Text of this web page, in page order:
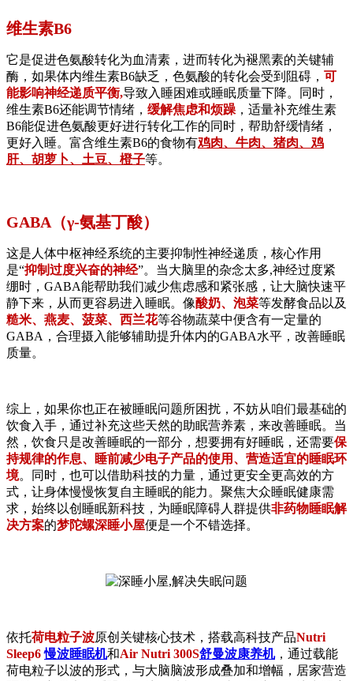
维生素B6
它是促进色氨酸转化为血清素，进而转化为褪黑素的关键辅
酶，如果体内维生素B6缺乏，色氨酸的转化会受到阻碍， 可
能影响神经递质平衡,导致入睡困难或睡眠质量下降。同时，
维生素B6还能调节情绪， 缓解焦虑和烦躁 ，适量补充维生素
B6能促进色氨酸更好进行转化工作的同时，帮助舒缓情绪，
更好入睡。富含维生素B6的食物有鸡肉、牛肉、猪肉、鸡
肝、胡萝卜、土豆、橙子等。
GABA（γ-氨基丁酸）
这是人体中枢神经系统的主要抑制性神经递质，核心作用
是“抑制过度兴奋的神经”。当大脑里的杂念太多,神经过度紧
绷时，GABA能帮助我们减少焦虑感和紧张感，让大脑快速平
静下来，从而更容易进入睡眠。像酸奶、泡菜等发酵食品以及
糙米、燕麦、菠菜、西兰花等谷物蔬菜中便含有一定量的
GABA，合理摄入能够辅助提升体内的GABA水平，改善睡眠
质量。
综上，如果你也正在被睡眠问题所困扰，不妨从咱们最基础的
饮食入手，通过补充这些天然的助眠营养素，来改善睡眠。当
然，饮食只是改善睡眠的一部分，想要拥有好睡眠，还需要保
持规律的作息、睡前减少电子产品的使用、营造适宜的睡眠环
境。同时，也可以借助科技的力量，通过更安全更高效的方
式，让身体慢慢恢复自主睡眠的能力。聚焦大众睡眠健康需
求，始终以创睡眠新科技，为睡眠障碍人群提供非药物睡眠解
决方案的梦陀螺深睡小屋便是一个不错选择。
依托荷电粒子波原创关键核心技术，搭载高科技产品Nutri
Sleep6慢波睡眠机和Air Nutri 300S舒曼波康养机，通过载能
荷电粒子以波的形式，与大脑脑波形成叠加和增幅，居家营造